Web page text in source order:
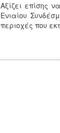
Αξίζει επίσης
Ενιαίου
περιοχές που